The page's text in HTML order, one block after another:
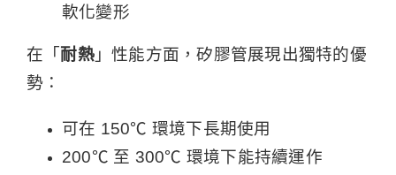
軟化變形
在「 耐熱」性能方面，矽膠管展現出獨特的優
勢：
可在 150℃ 環境下長期使用
200℃ 至 300℃ 環境下能持續運作